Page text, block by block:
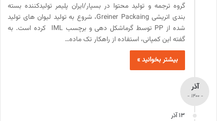
گروه ترجمه و تولید محتوا در بسپار/ایران پلیمر تولیدکننده بسته
بندی اتریشی Greiner Packaing، شروع به تولید لیوان های تولید
شده از PP توسط گرماشکل دهی و برچسب IML کرده است. به
گفته این کمپانی، استفاده از راهکار تک ماده…
بیشتر بخوانید »
آذر
- 1400 -
13 آذر